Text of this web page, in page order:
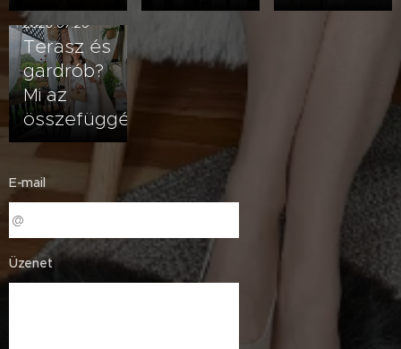
2026.07.20
Terasz és
gardrób?
Mi az
összefüggés?
E-mail
Üzenet